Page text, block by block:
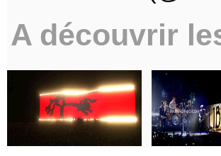
A découvrir